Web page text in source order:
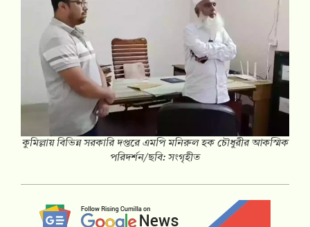
কুমিল্লায় বিভিন্ন সরকারি দপ্তরে এমপি মনিরুল হক চৌধুরীর আকস্মিক
পরিদর্শন/ছবি: সংগৃহীত